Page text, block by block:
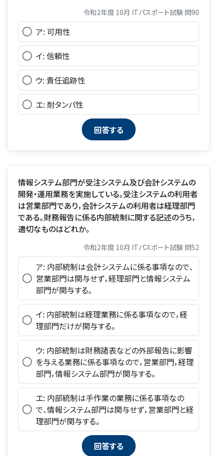
令和2年度 10月 ITパスポート試験 問90
ア: 可用性
イ: 信頼性
ウ: 責任追跡性
エ: 耐タンパ性
情報システム部門が受注システム及び会計システムの
開発・運用業務を実施している。受注システムの利用者
は営業部門であり，会計システムの利用者は経理部門
である。財務報告に係る内部統制に関する記述のうち，
適切なものはどれか。
令和2年度 10月 ITパスポート試験 問52
ア: 内部統制は会計システムに係る事項なので、
営業部門は関与せず，経理部門と情報システム
部門が関与する。
イ: 内部統制は経理業務に係る事項なので，経
理部門だけが関与する。
ウ: 内部統制は財務諸表などの外部報告に影響
を与える業務に係る事項なので，営業部門，経理
部門，情報システム部門が関与する。
エ: 内部統制は手作業の業務に係る事項なの
で、情報システム部門は関与せず，営業部門と経
理部門が関与する。